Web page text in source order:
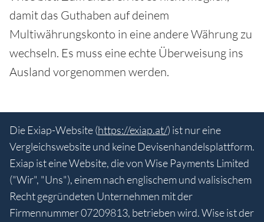
damit das Guthaben auf deinem
Multiwährungskonto in eine andere Währung zu
wechseln. Es muss eine echte Überweisung ins
Ausland vorgenommen werden.
Die Exiap-Website (https://exiap.at/) ist nur eine
Vergleichswebsite und keine Devisenhandelsplattform.
Exiap ist eine Website, die von Wise Payments Limited
("Wir", "Uns"), einem nach englischem und walisischem
Recht gegründeten Unternehmen mit der
Firmennummer 07209813, betrieben wird. Wise ist der